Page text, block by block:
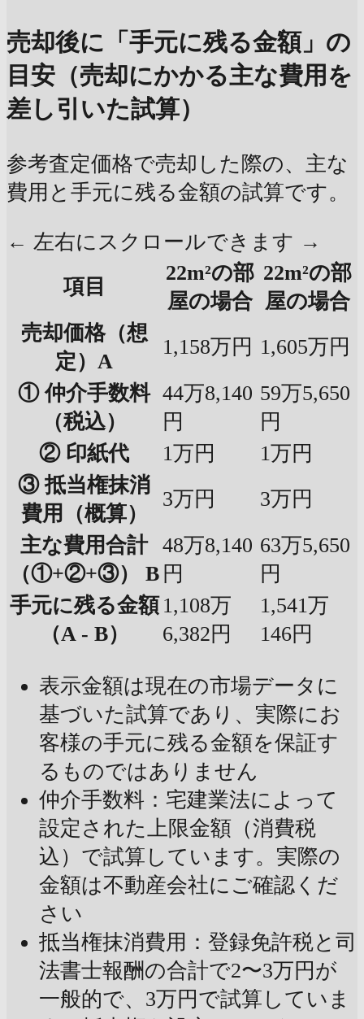
売却後に「手元に残る金額」の
目安（売却にかかる主な費用を
差し引いた試算）
参考査定価格で売却した際の、主な
費用と手元に残る金額の試算です。
← 左右にスクロールできます →
項目
22m²の部
屋の場合
22m²の部
屋の場合
売却価格（想
定）A
1,158万円 1,605万円
① 仲介手数料
（税込）
44万8,140
円
59万5,650
円
② 印紙代
1万円
1万円
③ 抵当権抹消
費用（概算）
3万円
3万円
主な費用合計
（①+②+③） B
48万8,140
円
63万5,650
円
手元に残る金額
（A - B）
1,108万
6,382円
1,541万
146円
表示金額は現在の市場データに
基づいた試算であり、実際にお
客様の手元に残る金額を保証す
るものではありません
仲介手数料：宅建業法によって
設定された上限金額（消費税
込）で試算しています。実際の
金額は不動産会社にご確認くだ
さい
抵当権抹消費用：登録免許税と司
法書士報酬の合計で2〜3万円が
一般的で、3万円で試算していま